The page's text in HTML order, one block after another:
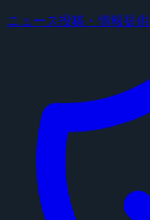
ニュース投稿・情報提供